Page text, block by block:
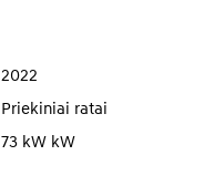
2022
Priekiniai ratai
73 kW kW